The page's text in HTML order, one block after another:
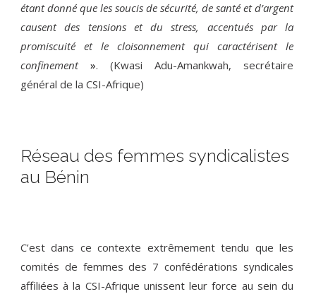
étant donné que les soucis de sécurité, de santé et d’argent
causent des tensions et du stress, accentués par la
promiscuité et le cloisonnement qui caractérisent le
confinement
». (Kwasi Adu-Amankwah, secrétaire
général de la CSI-Afrique)
Réseau des femmes syndicalistes
au Bénin
C’est dans ce contexte extrêmement tendu que les
comités de femmes des 7 confédérations syndicales
affiliées à la CSI-Afrique unissent leur force au sein du